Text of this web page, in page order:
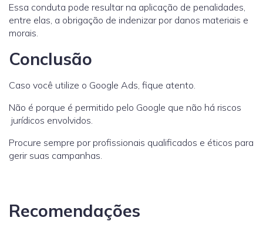
Essa conduta pode resultar na aplicação de penalidades,
entre elas, a obrigação de indenizar por danos materiais e
morais.
Conclusão
Caso você utilize o Google Ads, fique atento.
Não é porque é permitido pelo Google que não há riscos
jurídicos envolvidos.
Procure sempre por profissionais qualificados e éticos para
gerir suas campanhas.
Recomendações